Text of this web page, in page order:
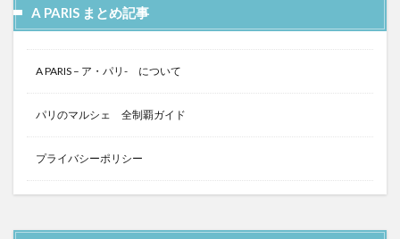
A PARIS まとめ記事
A PARIS – ア・パリ- について
パリのマルシェ 全制覇ガイド
プライバシーポリシー